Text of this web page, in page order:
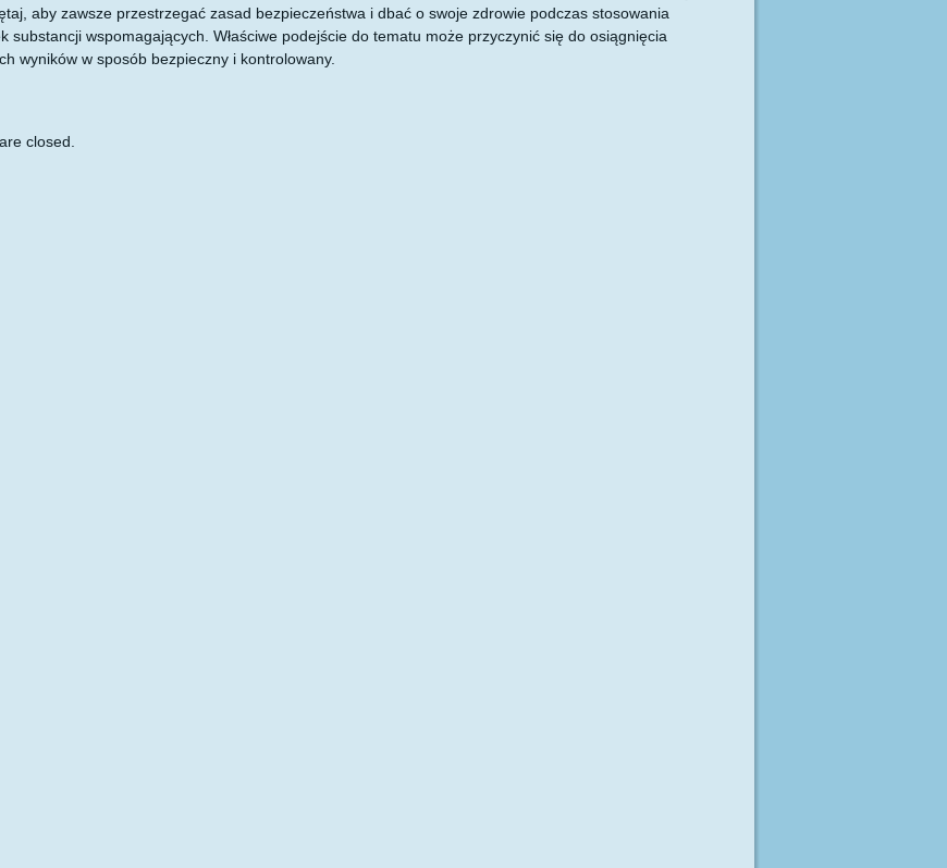
aby zawsze przestrzegać zasad bezpieczeństwa i dbać o swoje zdrowie podczas stosowania
substancji wspomagających. Właściwe podejście do tematu może przyczynić się do osiągnięcia
wyników w sposób bezpieczny i kontrolowany.
closed.